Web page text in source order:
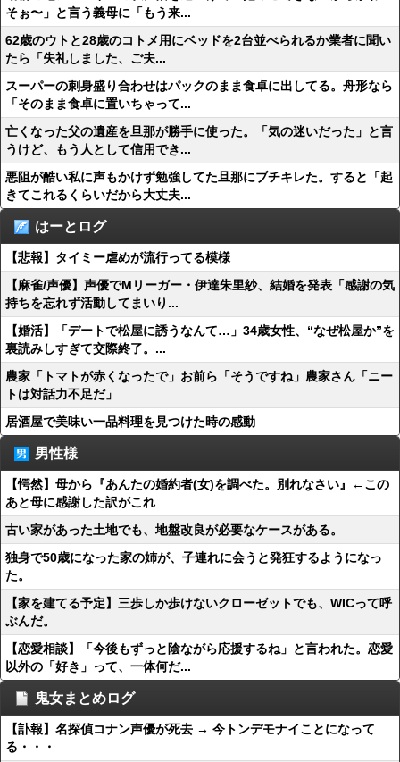
そぉ〜」と言う義母に「もう来...
62歳のウトと28歳のコトメ用にベッドを2台並べられるか業者に聞い
たら「失礼しました、ご夫...
スーパーの刺身盛り合わせはパックのまま食卓に出してる。舟形なら
「そのまま食卓に置いちゃって...
亡くなった父の遺産を旦那が勝手に使った。「気の迷いだった」と言
うけど、もう人として信用でき...
悪阻が酷い私に声もかけず勉強してた旦那にブチキレた。すると「起
きてこれるくらいだから大丈夫...
はーとログ
【悲報】タイミー虐めが流行ってる模様
【麻雀/声優】声優でMリーガー・伊達朱里紗、結婚を発表「感謝の気
持ちを忘れず活動してまいり...
【婚活】「デートで松屋に誘うなんて…」34歳女性、“なぜ松屋か”を
裏読みしすぎて交際終了。...
農家「トマトが赤くなったで」お前ら「そうですね」農家さん「ニー
トは対話力不足だ」
居酒屋で美味い一品料理を見つけた時の感動
男性様
【愕然】母から『あんたの婚約者(女)を調べた。別れなさい』←この
あと母に感謝した訳がこれ
古い家があった土地でも、地盤改良が必要なケースがある。
独身で50歳になった家の姉が、子連れに会うと発狂するようになっ
た。
【家を建てる予定】三歩しか歩けないクローゼットでも、WICって呼
ぶんだ。
【恋愛相談】「今後もずっと陰ながら応援するね」と言われた。恋愛
以外の「好き」って、一体何だ...
鬼女まとめログ
【訃報】名探偵コナン声優が死去 → 今トンデモナイことになって
る・・・